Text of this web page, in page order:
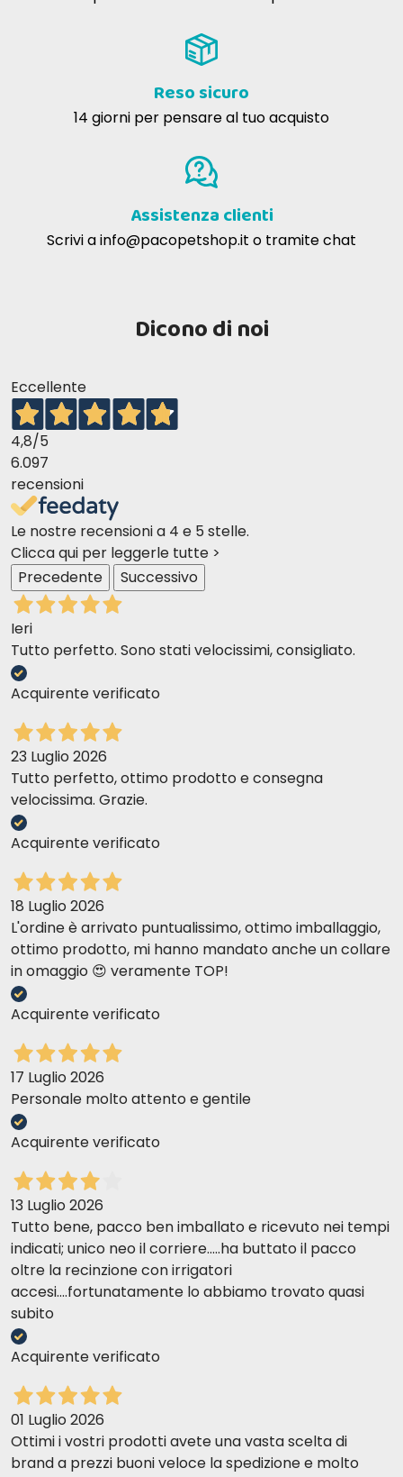
Reso sicuro
14 giorni per pensare al tuo acquisto
Assistenza clienti
Scrivi ainfo@pacopetshop.it o tramite chat
Dicono di noi
Eccellente
4,8/5
6.097
recensioni
Le nostre recensioni a 4 e 5 stelle.
Clicca qui per leggerle tutte >
Precedente
Successivo
Ieri
Tutto perfetto. Sono stati velocissimi, consigliato.
Acquirente verificato
23 Luglio 2026
Tutto perfetto, ottimo prodotto e consegna
velocissima. Grazie.
Acquirente verificato
18 Luglio 2026
L'ordine è arrivato puntualissimo, ottimo imballaggio,
ottimo prodotto, mi hanno mandato anche un collare
in omaggio 😍 veramente TOP!
Acquirente verificato
17 Luglio 2026
Personale molto attento e gentile
Acquirente verificato
13 Luglio 2026
Tutto bene, pacco ben imballato e ricevuto nei tempi
indicati; unico neo il corriere.....ha buttato il pacco
oltre la recinzione con irrigatori
accesi....fortunatamente lo abbiamo trovato quasi
subito
Acquirente verificato
01 Luglio 2026
Ottimi i vostri prodotti avete una vasta scelta di
brand a prezzi buoni veloce la spedizione e molto